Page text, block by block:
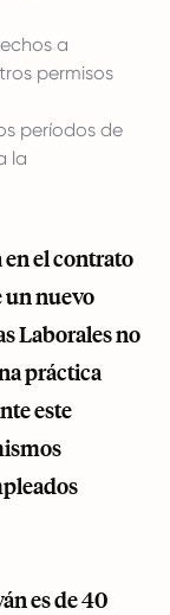
a
permisos
períodos de
la
el contrato
un nuevo
Laborales no
práctica
este
es de 40